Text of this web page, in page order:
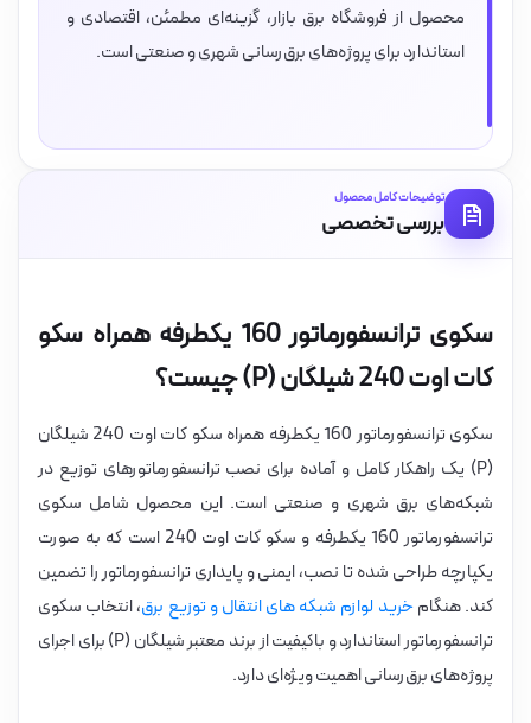
محصول از فروشگاه برق بازار، گزینه‌ای مطمئن، اقتصادی و
استاندارد برای پروژه‌های برق‌رسانی شهری و صنعتی است.
توضیحات کامل محصول
بررسی تخصصی
سکوی ترانسفورماتور 160 یکطرفه همراه سکو
کات اوت 240 شیلگان (P) چیست؟
سکوی ترانسفورماتور 160 یکطرفه همراه سکو کات اوت 240 شیلگان
(P) یک راهکار کامل و آماده برای نصب ترانسفورماتورهای توزیع در
شبکه‌های برق شهری و صنعتی است. این محصول شامل سکوی
ترانسفورماتور 160 یکطرفه و سکو کات اوت 240 است که به صورت
یکپارچه طراحی شده تا نصب، ایمنی و پایداری ترانسفورماتور را تضمین
کند. هنگامخرید لوازم شبکه های انتقال و توزیع برق، انتخاب سکوی
ترانسفورماتور استاندارد و باکیفیت از برند معتبر شیلگان (P) برای اجرای
پروژه‌های برق‌رسانی اهمیت ویژه‌ای دارد.